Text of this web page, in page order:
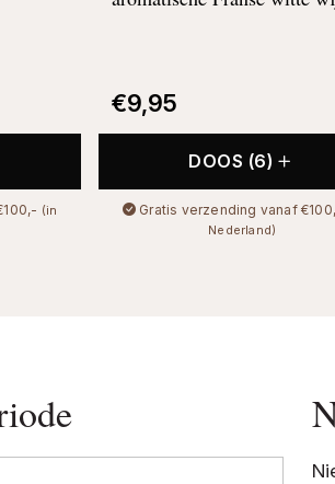
(in
€9,95
DOOS (6)
Gratis verzending vanaf
Nederland)